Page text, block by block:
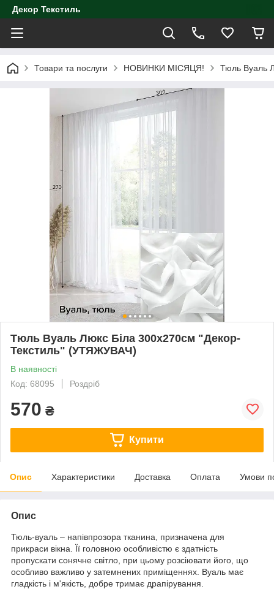
Декор Текстиль
Товари та послуги НОВИНКИ МІСЯЦЯ! Тюль Вуаль
Тюль Вуаль Люкс Біла 300х270см "Декор-
Текстиль" (УТЯЖУВАЧ)
В наявності
Код: 68095
Роздріб
570 ₴
Купити
Опис Характеристики Доставка Оплата Умови
Опис
Тюль-вуаль – напівпрозора тканина, призначена для
прикраси вікна. Її головною особливістю є здатність
пропускати сонячне світло, при цьому розсіювати його, що
особливо важливо у затемнених приміщеннях. Вуаль має
гладкість і м'якість, добре тримає драпірування.